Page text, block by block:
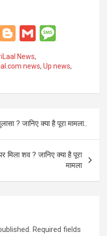
Li
n
Bl
o
g
er
G
ail s
g
News,
news, Up news,
? जानिए क्या है पूरा मामला..
शव ? जानिए क्या है पूरा
मामला
Required fields